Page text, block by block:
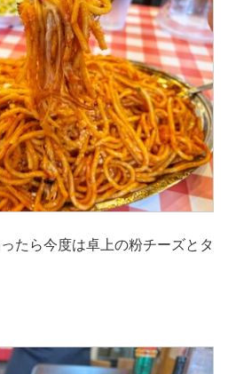
たら今度は卓上の粉チーズとタ